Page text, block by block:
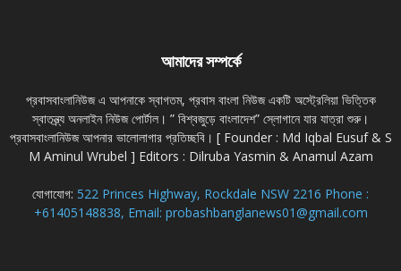
আমাদের সম্পর্কে
প্রবাসবাংলানিউজ এ আপনাকে স্বাগতম, প্রবাস বাংলা নিউজ একটি অস্ট্রেলিয়া ভিত্তিক
স্বাতন্ত্র্য অনলাইন নিউজ পোর্টাল। ” বিশ্বজুড়ে বাংলাদেশ” স্লোগানে যার যাত্রা শুরু।
প্রবাসবাংলানিউজ আপনার ভালোলাগার প্রতিচ্ছবি। [ Founder : Md Iqbal Eusuf & S
M Aminul Wrubel ] Editors : Dilruba Yasmin & Anamul Azam
যোগাযোগ: 522 Princes Highway, Rockdale NSW 2216 Phone :
+61405148838, Email: probashbanglanews01@gmail.com